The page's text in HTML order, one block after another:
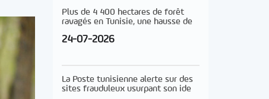
Plus de 4 400 hectares de forêt
ravagés en Tunisie, une hausse de
24-07-2026
La Poste tunisienne alerte sur des
sites frauduleux usurpant son ide